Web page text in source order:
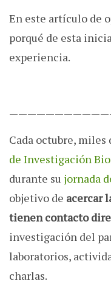
En este artículo de
porqué de esta
experiencia.
Cada octubre,
de Investigación
durante su jornada
objetivo de acercar
tienen contacto
investigación del
laboratorios,
charlas.